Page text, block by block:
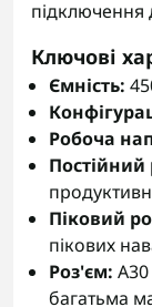
Ключові
Ємність:
Робоча
Постійний
Піковий
пікових
Роз'єм:
багатьма